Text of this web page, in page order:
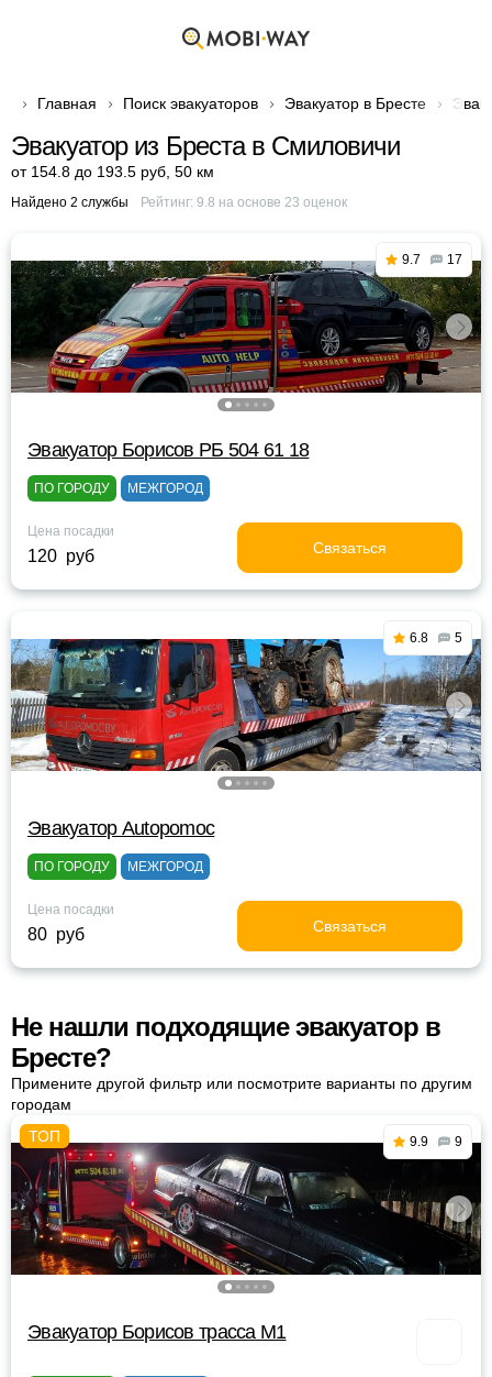
Главная Поиск эвакуаторов Эвакуатор в Бресте
Эвакуатор из Бреста в Смиловичи
от 154.8 до 193.5 руб 50 км
Найдено 2 службы Рейтинг: 9.8 на основе 23 оценок
9.7 17
Эвакуатор Борисов РБ 504 61 18
ПО ГОРОДУ МЕЖГОРОД
Цена посадки
120 руб Связаться
6.8 5
Эвакуатор Autopomoc
ПО ГОРОДУ МЕЖГОРОД
Цена посадки
80 руб Связаться
Не нашли подходящие эвакуатор в
Бресте?
Примените другой фильтр или посмотрите варианты по другим
городам
9.9 9
Эвакуатор Борисов трасса М1